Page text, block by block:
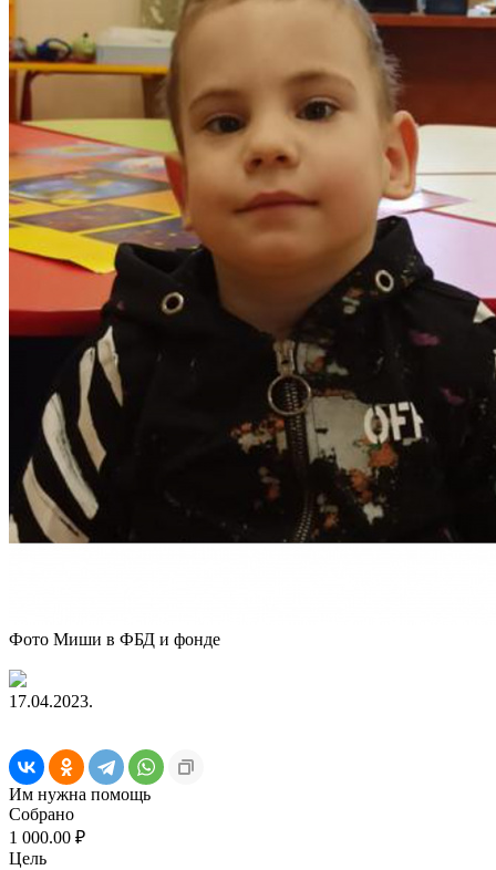
Фото Миши в ФБД и фонде
17.04.2023.
Им нужна помощь
Собрано
1 000.00 ₽
Цель